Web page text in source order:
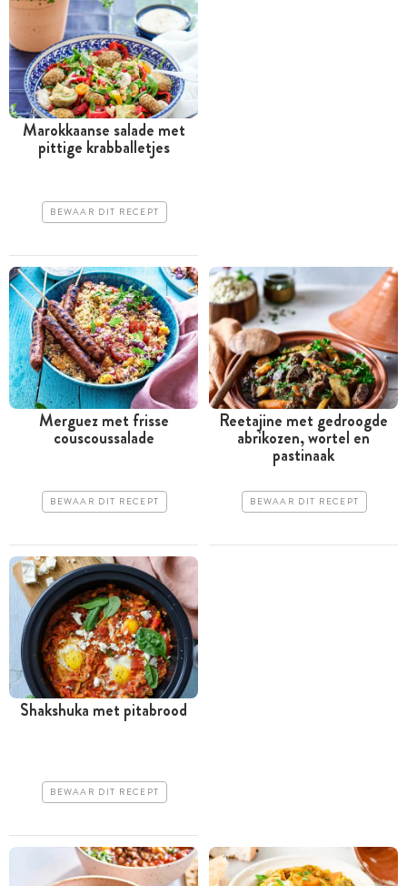
Marokkaanse salade met
pittige krabballetjes
BEWAAR DIT RECEPT
Merguez met frisse
couscoussalade
BEWAAR DIT RECEPT
Reetajine met gedroogde
abrikozen, wortel en
pastinaak
BEWAAR DIT RECEPT
Shakshuka met pitabrood
BEWAAR DIT RECEPT